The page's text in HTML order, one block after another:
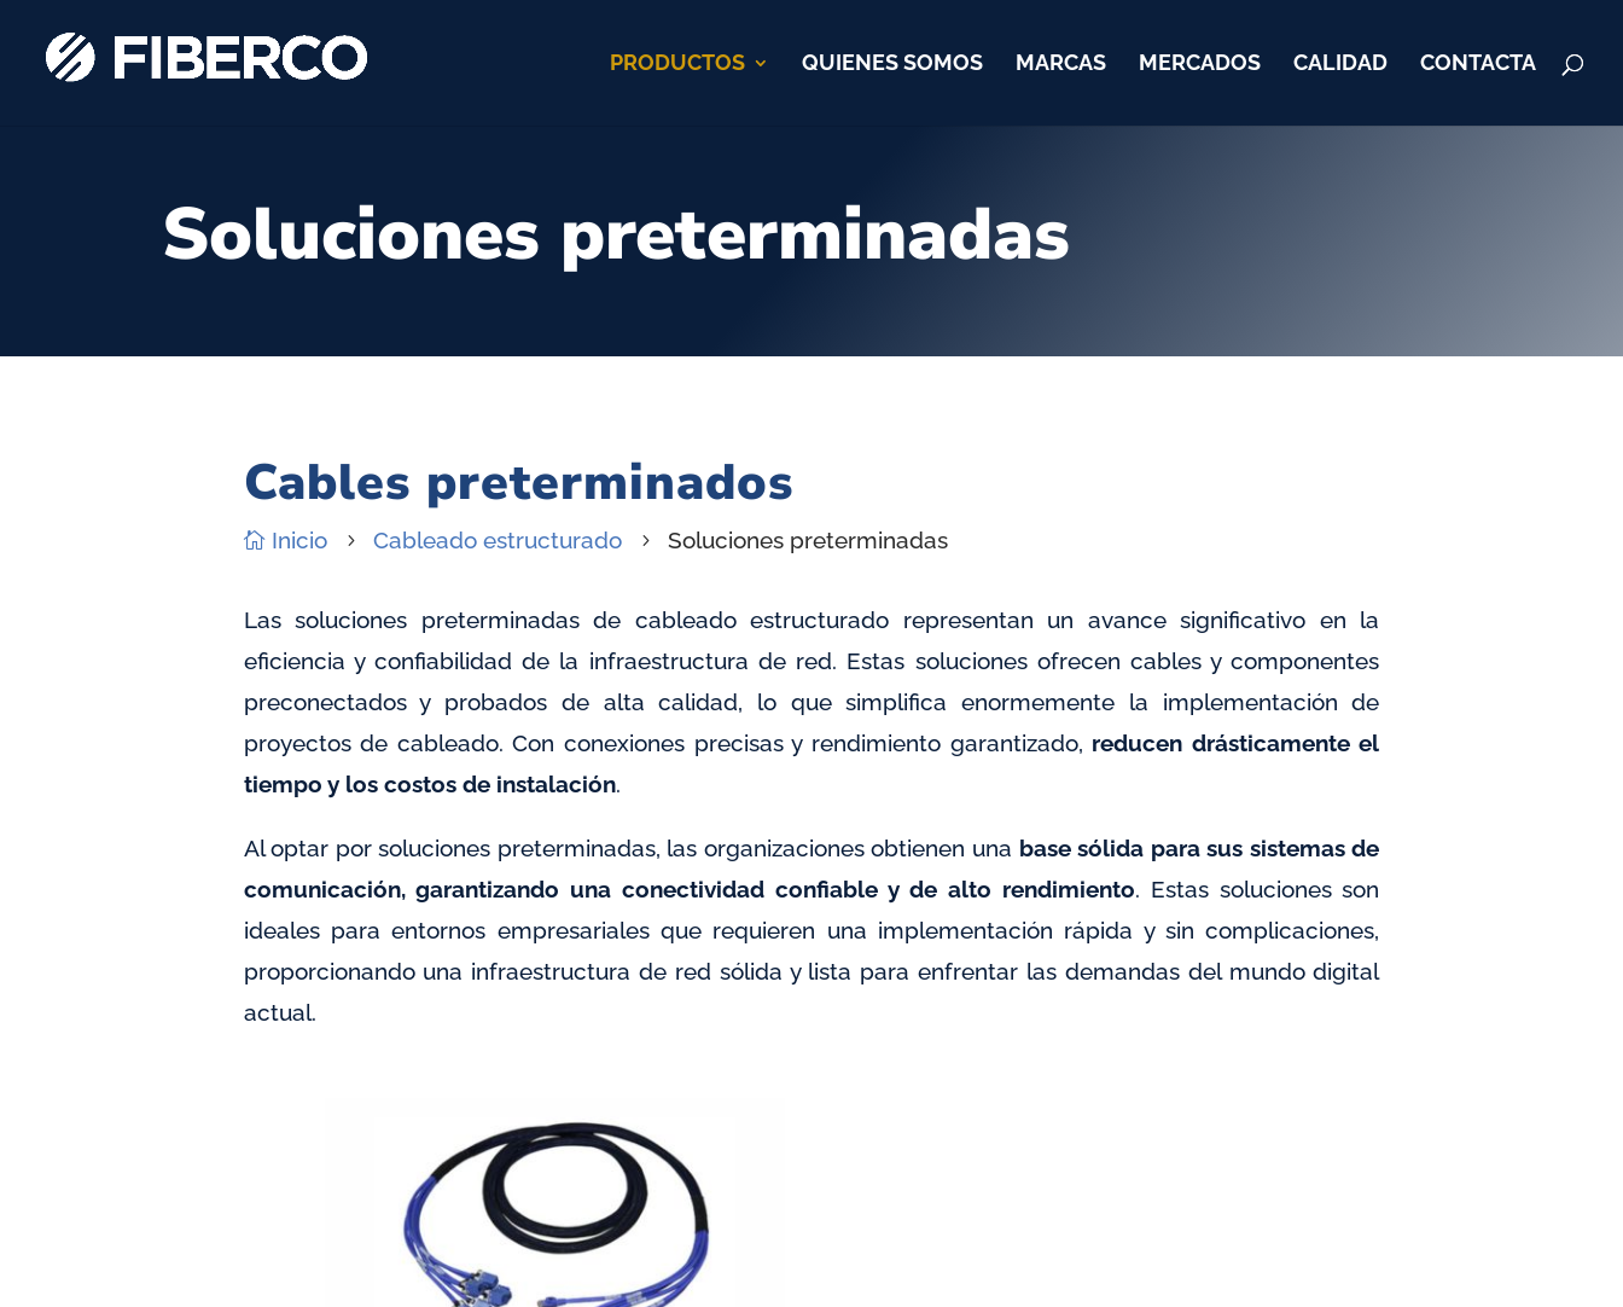
PRODUCTOS QUIENES SOMOS MARCAS MERCADOS CALIDAD CONTACTA
Soluciones preterminadas
Cables preterminados
 Inicio 5 Cableado estructurado 5 Soluciones preterminadas
Las soluciones preterminadas de cableado estructurado representan un avance significativo en la
eficiencia y confiabilidad de la infraestructura de red. Estas soluciones ofrecen cables y componentes
preconectados y probados de alta calidad, lo que simplifica enormemente la implementación de
proyectos de cableado. Con conexiones precisas y rendimiento garantizado, reducen drásticamente el
tiempo y los costos de instalación.
Al optar por soluciones preterminadas, las organizaciones obtienen una base sólida para sus sistemas de
comunicación, garantizando una conectividad confiable y de alto rendimiento. Estas soluciones son
ideales para entornos empresariales que requieren una implementación rápida y sin complicaciones,
proporcionando una infraestructura de red sólida y lista para enfrentar las demandas del mundo digital
actual.